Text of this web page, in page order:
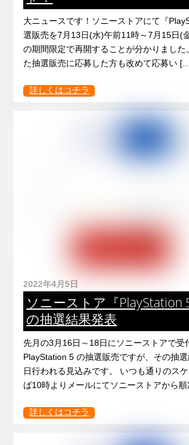
大ニュースです！ソニーストアにて『
選販売を7月13日(水)午前11時～7月15日(
の期間限定で再開することが分かりました
た抽選販売に応募した方も改めて応募い
詳しくはコチラ
2022年4月5日
ソニーストア『PlayStation
の抽選結果発表
先月の3月16日～18日にソニーストアで受
PlayStation 5 の抽選販売ですが、その抽
日行われる見込みです。 いつも通りのス
ば10時よりメールにてソニーストアから
詳しくはコチラ